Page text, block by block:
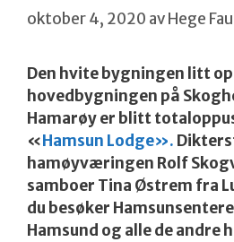
oktober 4, 2020 avHege
Den hvite bygningen litt
hovedbygningen på
Hamarøy er blitt
«Hamsun Lodge».
hamøyværingen Rolf
samboer Tina Østrem fra
du besøker
Hamsund og alle de andre